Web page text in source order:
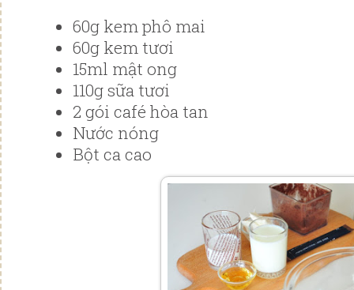
60g kem phô mai
60g kem tươi
15ml mật ong
110g sữa tươi
2 gói café hòa tan
Nước nóng
Bột ca cao